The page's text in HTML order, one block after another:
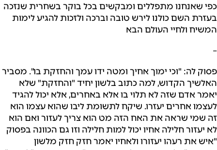
כפי שאנחנו מתפללים ומבקשים בכל בוקר בשחרית שנזכה
בעזרת השם כולנו לירש טובה וברכה ולזכות להגיע לימות
המשיח ולחיי העולם הבא
–
פסוק לה: "וכי ימוך אחיך ומטה ידו עמך והחזקת בו". מסביר
האלשיך הקדוש, למה כתוב בלשון יחיד "והחזקת" שלא
יאמר אדם שזה לא תלוי בו אלא באחרים, אלא יכול להגיד
לעצמו אחרים יעזרו. שיקח לתשומת ליבו שהוא עצמו הוא
זה שמי שראה את האח הזה מט הוא צריך לעזור ואם הוא
לא יעזור חלילה אחיו יכול למות חלילה וזו גם הכוונה בפסוק
"איש את רעהו יעזורו ולאחיו יאמר חזק חזק מלשון